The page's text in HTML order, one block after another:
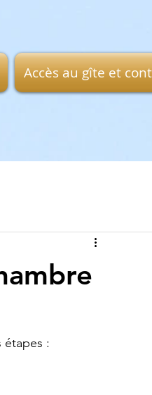
Accès au gîte et
étapes :